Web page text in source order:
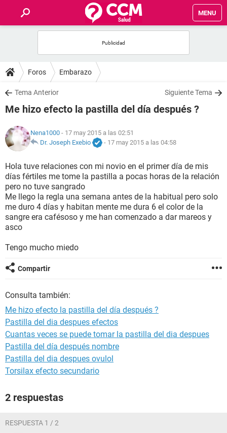
MENU
FOROS
SALUD
NUTRICIÓN
BIENESTAR
SEXUALIDAD
GLOSARIO
Foros Embarazo
Tema Anterior Siguiente Tema
Me hizo efecto la pastilla del día después ?
Nena1000 - 17 may 2015 a las 02:51
Dr. Joseph Exebio
- 17 may 2015 a las 04:58
Hola tuve relaciones con mi novio en el primer día de mis
días fértiles me tome la pastilla a pocas horas de la relación
pero no tuve sangrado
Me llego la regla una semana antes de la habitual pero solo
me duro 4 días y habitan mente me dura 6 el color de la
sangre era cafésoso y me han comenzado a dar mareos y
asco
Tengo mucho miedo
Compartir
Consulta también:
Me hizo efecto la pastilla del día después ?
Pastilla del dia despues efectos
Cuantas veces se puede tomar la pastilla del dia despues
Pastilla del día después nombre
Pastilla del dia despues ovulol
Torsilax efecto secundario
2 respuestas
RESPUESTA 1 / 2